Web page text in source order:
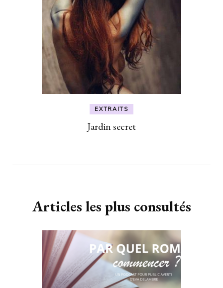
EXTRAITS
Jardin secret
Articles les plus consultés